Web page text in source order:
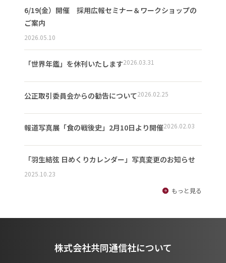
6/19(金）開催 採用広報セミナー＆ワークショップの
ご案内
2026.05.10
「世界年鑑」を休刊いたします2026.03.31
公正取引委員会からの勧告について2026.02.25
報道写真展「食の戦後史」2月10日より開催2026.02.03
「羽生結弦 日めくりカレンダー」写真変更のお知らせ
2025.10.23
もっと見る
株式会社共同通信社について